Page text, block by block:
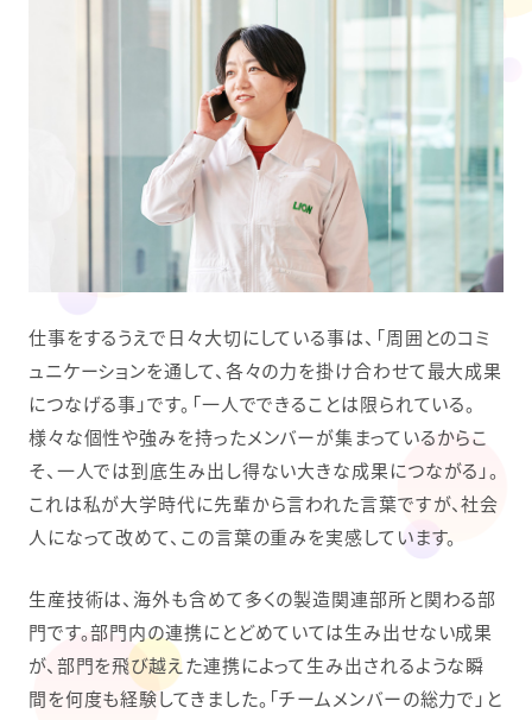
仕事をするうえで日々大切にしている事は、「周囲とのコミ
ュニケーションを通して、各々の力を掛け合わせて最大成果
につなげる事」です。「一人でできることは限られている。
様々な個性や強みを持ったメンバーが集まっているからこ
そ、一人では到底生み出し得ない大きな成果につながる」。
これは私が大学時代に先輩から言われた言葉ですが、社会
人になって改めて、この言葉の重みを実感しています。
生産技術は、海外も含めて多くの製造関連部所と関わる部
門です。部門内の連携にとどめていては生み出せない成果
が、部門を飛び越えた連携によって生み出されるような瞬
間を何度も経験してきました。「チームメンバーの総力で」と